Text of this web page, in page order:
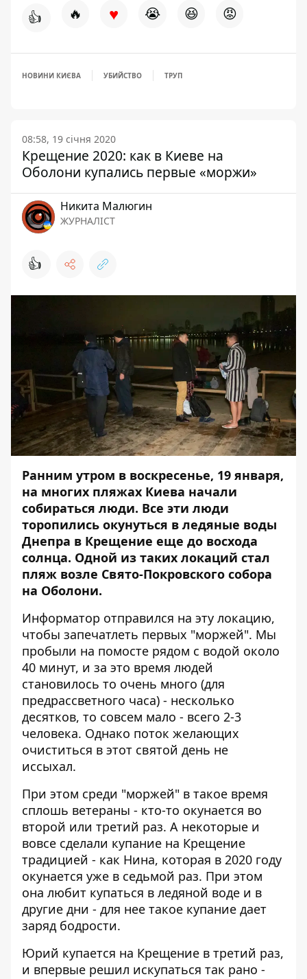
👍 🔥 ♥ 😭 😆 😡
НОВИНИ КИЄВА УБИЙСТВО ТРУП
08:58, 19 січня 2020
Крещение 2020: как в Киеве на
Оболони купались первые «моржи»
Никита Малюгин
ЖУРНАЛІСТ
👍
Ранним утром в воскресенье, 19 января,
на многих пляжах Киева начали
собираться люди. Все эти люди
торопились окунуться в ледяные воды
Днепра в Крещение еще до восхода
солнца. Одной из таких локаций стал
пляж возле Свято-Покровского собора
на Оболони.
Информатор отправился на эту локацию,
чтобы запечатлеть первых "моржей". Мы
пробыли на помосте рядом с водой около
40 минут, и за это время людей
становилось то очень много (для
предрассветного часа) - несколько
десятков, то совсем мало - всего 2-3
человека. Однако поток желающих
очиститься в этот святой день не
иссыхал.
При этом среди "моржей" в такое время
сплошь ветераны - кто-то окунается во
второй или третий раз. А некоторые и
вовсе сделали купание на Крещение
традицией - как Нина, которая в 2020 году
окунается уже в седьмой раз. При этом
она любит купаться в ледяной воде и в
другие дни - для нее такое купание дает
заряд бодрости.
Юрий купается на Крещение в третий раз,
и впервые решил искупаться так рано -